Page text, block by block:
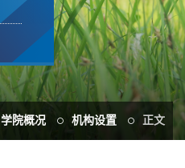
学院概况 机构设置 正文